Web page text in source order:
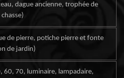
dague ancienne, trophée de
chasse)
de pierre, potiche pierre et fonte
de jardin)
60, 70, luminaire, lampadaire,